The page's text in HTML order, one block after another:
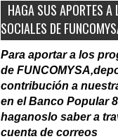
HAGA SUS APORTES A
SOCIALES DE
Para aportar a los
de
contribución a
en el Banco Popular
haganoslo saber a
cuenta de correos